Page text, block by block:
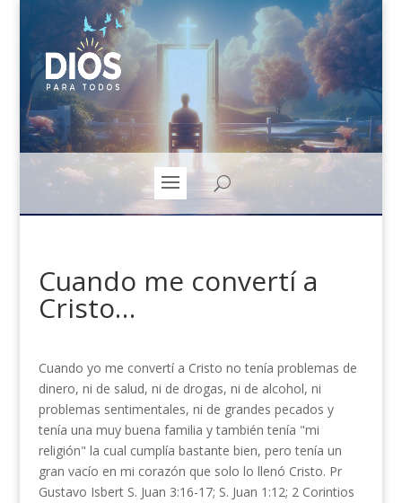
Cuando me convertí a
Cristo…
Cuando yo me convertí a Cristo no tenía problemas de
dinero, ni de salud, ni de drogas, ni de alcohol, ni
problemas sentimentales, ni de grandes pecados y
tenía una muy buena familia y también tenía "mi
religión" la cual cumplía bastante bien, pero tenía un
gran vacío en mi corazón que solo lo llenó Cristo. Pr
Gustavo Isbert S. Juan 3:16-17; S. Juan 1:12; 2 Corintios